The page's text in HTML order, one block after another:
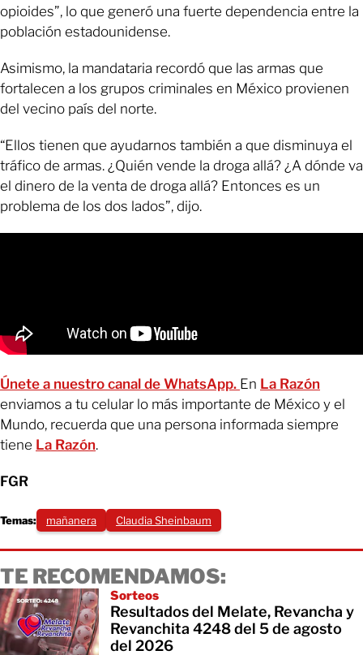
opioides”, lo que generó una fuerte dependencia entre la
población estadounidense.
Asimismo, la mandataria recordó que las armas que
fortalecen a los grupos criminales en México provienen
del vecino país del norte.
“Ellos tienen que ayudarnos también a que disminuya el
tráfico de armas. ¿Quién vende la droga allá? ¿A dónde va
el dinero de la venta de droga allá? Entonces es un
problema de los dos lados”, dijo.
Únete a nuestro canal de WhatsApp. En La Razón
enviamos a tu celular lo más importante de México y el
Mundo, recuerda que una persona informada siempre
tiene La Razón.
FGR
Temas: mañanera Claudia Sheinbaum
TE RECOMENDAMOS:
Sorteos
Resultados del Melate, Revancha y
Revanchita 4248 del 5 de agosto
del 2026